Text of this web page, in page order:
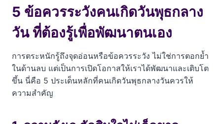
5 ข้อควรระวังคนเกิดวันพุธกลาง
วัน ที่ต้องรู้เพื่อพัฒนาตนเอง
การตระหนักรู้ถึงจุดอ่อนหรือข้อควรระวัง ไม่ใช่การตอกย้ำ
ในด้านลบ แต่เป็นการเปิดโอกาสให้เราได้พัฒนาและเติบโต
ขึ้น นี่คือ 5 ประเด็นหลักที่คนเกิดวันพุธกลางวันควรให้
ความสำคัญ